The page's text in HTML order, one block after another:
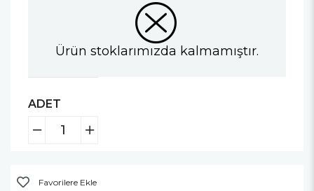
Ürün stoklarımızda kalmamıştır.
ADET
Favorilere Ekle